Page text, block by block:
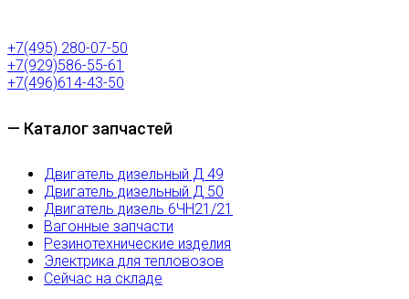
+7(495) 280-07-50
+7(929)586-55-61
+7(496)614-43-50
— Каталог запчастей
Двигатель дизельный Д 49
Двигатель дизельный Д 50
Двигатель дизель 6ЧН21/21
Вагонные запчасти
Резинотехнические изделия
Электрика для тепловозов
Сейчас на складе